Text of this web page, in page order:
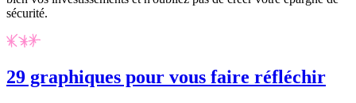
sécurité.
29 graphiques pour vous faire réfléchir